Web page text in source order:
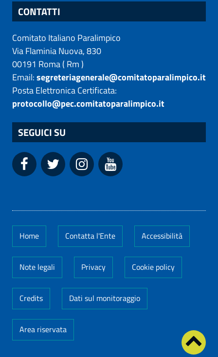
CONTATTI
Comitato Italiano Paralimpico
Via Flaminia Nuova, 830
00191 Roma( Rm)
Email:segreteriagenerale@comitatoparalimpico.it
Posta Elettronica Certificata:
protocollo@pec.comitatoparalimpico.it
SEGUICI SU
Home Contatta l'Ente Accessibilità
Note legali Privacy Cookie policy
Credits Dati sul monitoraggio
Area riservata